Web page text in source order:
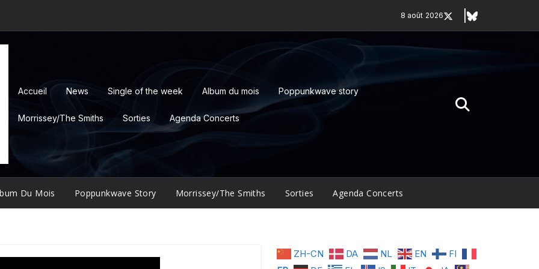
8 août 2026
Accueil News Single of the week Album du mois Poppunkwave story
Morrissey/The Smiths Sorties Agenda Concerts
Du Mois Poppunkwave Story Morrissey/The Smiths Sorties Agenda Concerts
ZH-CN DA NL EN
FI